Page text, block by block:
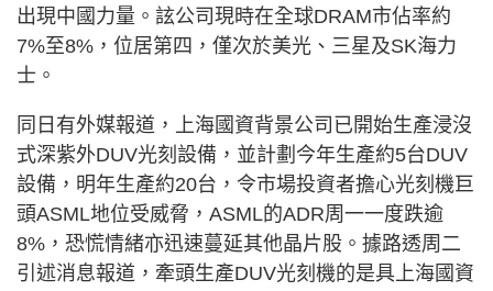
出現中國力量。詃公司現時在全球DRAM市佔率約
7%至8%，位居第四，僅次於美光、三星及SK海力
士。
同日有外媒報道，上海國資背景公司已開始生產浸沒
式深紫外DUV光刻設備，並計劃今年生產約5台DUV
設備，明年生產約20台，令市場投資者擔心光刻機巨
頭ASML地位受威脅，ASML的ADR周一一度跌逾
8%，恐慌情緒亦迅速蔓延其他晶片股。據路透周二
引述消息報道，牽頭生產DUV光刻機的是具上海國資